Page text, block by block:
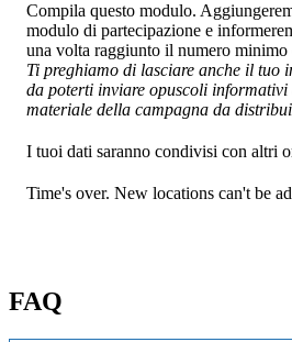
Compila questo modulo.
modulo di partecipazione e
una volta raggiunto il numero minimo
Ti preghiamo di lasciare anche il tuo
da poterti inviare opuscoli informativi
materiale della campagna da
I tuoi dati saranno condivisi con altri
Time's over. New locations can't be
FAQ